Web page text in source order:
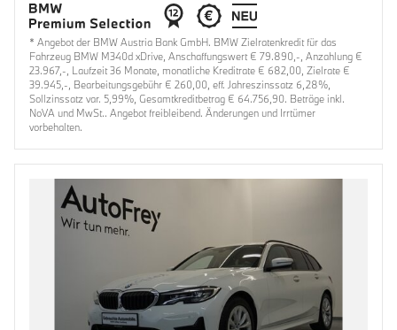
* Angebot der BMW Austria Bank GmbH. BMW Zielratenkredit für das
Fahrzeug BMW M340d xDrive, Anschaffungswert € 79.890,-, Anzahlung €
23.967,-, Laufzeit 36 Monate, monatliche Kreditrate € 682,00, Zielrate €
39.945,-, Bearbeitungsgebühr € 260,00, eff. Jahreszinssatz 6,28%,
Sollzinssatz var. 5,99%, Gesamtkreditbetrag € 64.756,90. Beträge inkl.
NoVA und MwSt.. Angebot freibleibend. Änderungen und Irrtümer
vorbehalten.